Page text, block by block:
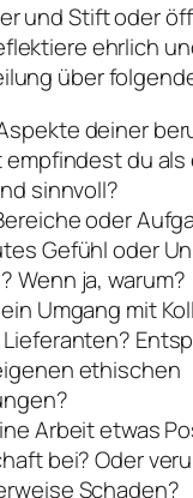
und Stift oder
ehrlich
über
deiner
empfindest du
sinnvoll?
oder
Gefühl oder
Wenn ja, warum?
Umgang mit
ethischen
Arbeit etwas
bei? Oder
Schaden?